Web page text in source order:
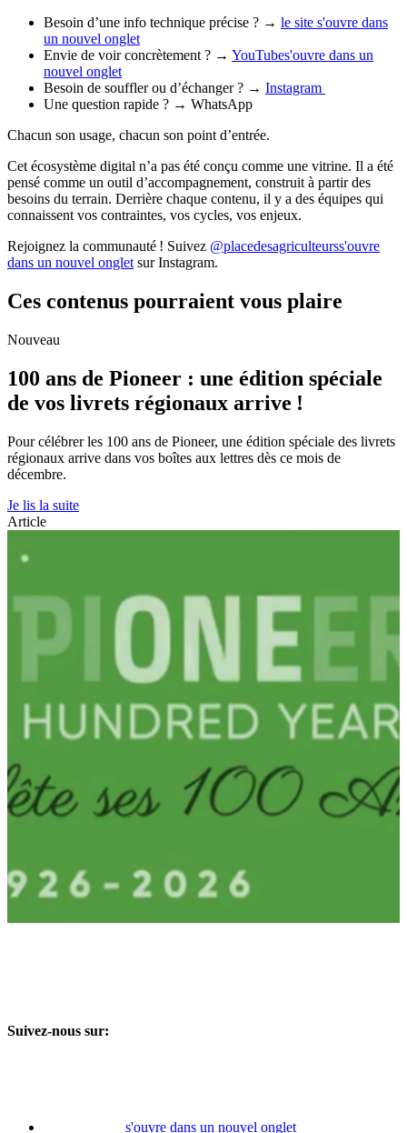
Besoin d’une info technique précise ? → le site s'ouvre dans
un nouvel onglet
Envie de voir concrètement ? → YouTubes'ouvre dans un
nouvel onglet
Besoin de souffler ou d’échanger ? → Instagram
Une question rapide ? → WhatsApp
Chacun son usage, chacun son point d’entrée.
Cet écosystème digital n’a pas été conçu comme une vitrine. Il a été
pensé comme un outil d’accompagnement, construit à partir des
besoins du terrain. Derrière chaque contenu, il y a des équipes qui
connaissent vos contraintes, vos cycles, vos enjeux.
Rejoignez la communauté ! Suivez @placedesagriculteurss'ouvre
dans un nouvel onglet sur Instagram.
Ces contenus pourraient vous plaire
Nouveau
100 ans de Pioneer : une édition spéciale
de vos livrets régionaux arrive !
Pour célébrer les 100 ans de Pioneer, une édition spéciale des livrets
régionaux arrive dans vos boîtes aux lettres dès ce mois de
décembre.
Je lis la suite
Article
Suivez-nous sur:
s'ouvre dans un nouvel onglet